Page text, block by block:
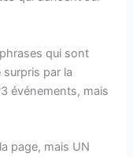
qui sont
surpris par la
événements, mais
page, mais UN